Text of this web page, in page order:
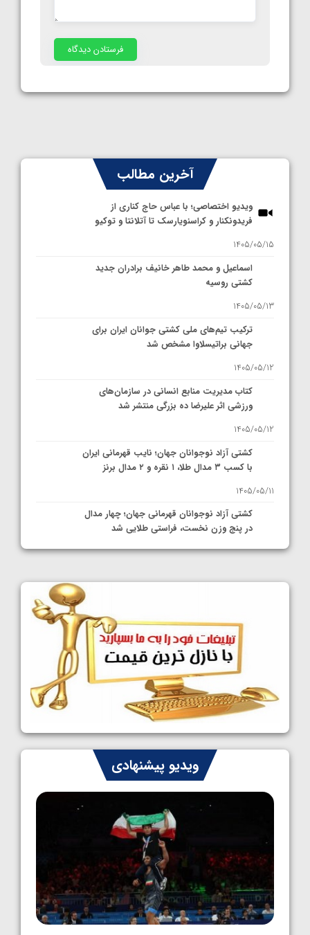
آخرین مطالب
ویدیو اختصاصی؛ با عباس حاج کناری از
فریدونکنار و کراسنویارسک تا آتلانتا و توکیو
1405/05/15
اسماعیل و محمد طاهر خانیف برادران جدید
کشتی روسیه
1405/05/13
ترکیب تیم‌های ملی کشتی جوانان ایران برای
جهانی براتیسلاوا مشخص شد
1405/05/12
کتاب مدیریت منابع انسانی در سازمان‌های
ورزشی اثر علیرضا ده بزرگی منتشر شد
1405/05/12
کشتی آزاد نوجوانان جهان؛ نایب قهرمانی ایران
با کسب ۳ مدال طلا، ۱ نقره و ۲ مدال برنز
1405/05/11
کشتی آزاد نوجوانان قهرمانی جهان؛ چهار مدال
در پنج وزن نخست، فراستی طلایی شد
1405/05/11
کشتی آزاد نوجوانان جهان؛ رقبای نمایندگان
ایران مشخص شدند
1405/05/08
کشتی فرنگی نوجوانان جهان؛ سکوی تیمی
سوم برای ایران
1405/05/07
ایران چشم به راه چهار مدال در پنج وزن دوم
کشتی فرنگی نوجوانان جهان
1405/05/06
ویدیو پیشنهادی